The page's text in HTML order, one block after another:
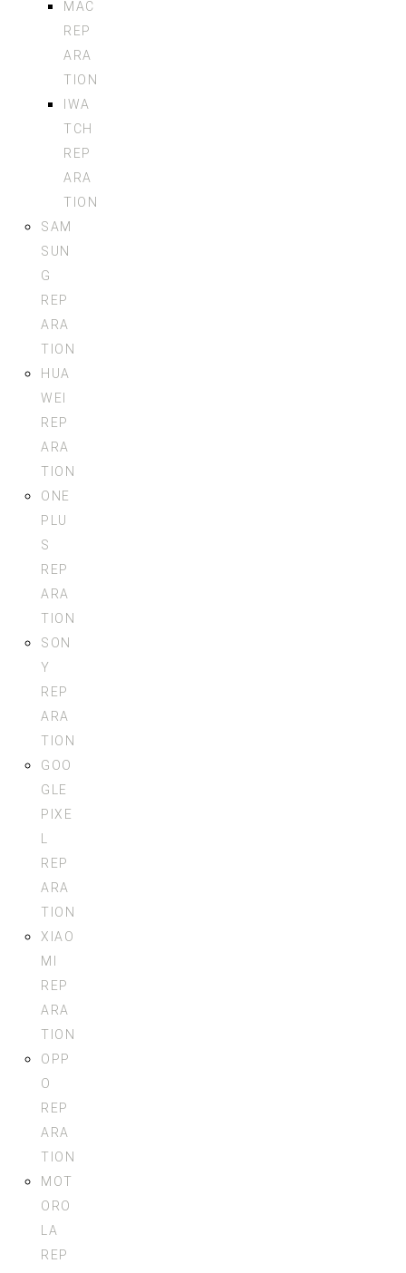
MAC
REP
ARA
TION
IWA
TCH
REP
ARA
TION
SAM
SUN
G
REP
ARA
TION
HUA
WEI
REP
ARA
TION
ONE
PLU
S
REP
ARA
TION
SON
Y
REP
ARA
TION
GOO
GLE
PIXE
REP
ARA
TION
XIAO
MI
REP
ARA
TION
OPP
O
REP
ARA
TION
MOT
ORO
LA
REP